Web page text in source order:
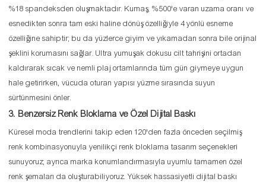
%18 spandeksden oluşmaktadır. Kumaş, %500'e varan uzama oranı ve
esnedikten sonra tam eski haline dönüş özelliğiyle 4 yönlü esneme
özelliğine sahiptir; bu da yüzlerce giyim ve yıkamadan sonra bile orijinal
şeklini korumasını sağlar. Ultra yumuşak dokusu cilt tahrişini ortadan
kaldırarak sıcak ve nemli plaj ortamlarında tüm gün giymeye uygun
hale getirirken, vücuda oturan yapısı yüzme sırasında suyun
sürtünmesini önler.
3. Benzersiz Renk Bloklama ve Özel Dijital Baskı
Küresel moda trendlerini takip eden 120'den fazla önceden seçilmiş
renk kombinasyonuyla yenilikçi renk bloklama tasarım seçenekleri
sunuyoruz; ayrıca marka konumlandırmasıyla uyumlu tamamen özel
renk şemaları da oluşturabiliyoruz. Yüksek hassasiyetli dijital baskı